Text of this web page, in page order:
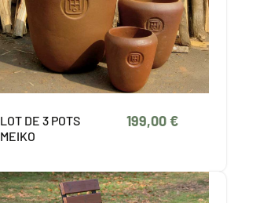
LOT DE 3 POTS
MEIKO
199,00 €